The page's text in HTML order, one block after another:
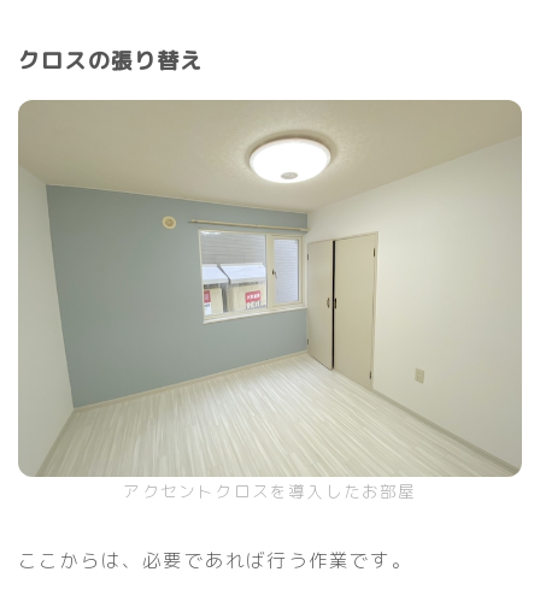
クロスの張り替え
アクセントクロスを導入したお部屋
ここからは、必要であれば行う作業です。